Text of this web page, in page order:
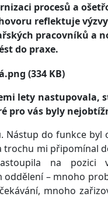
procesů a
reflektuje
pracovníků a
do praxe.
lety nastupovala,
pro vás byly
Nástup do funkce byl
trochu mi připomínal
na pozici
oddělení – mnoho
mnoho